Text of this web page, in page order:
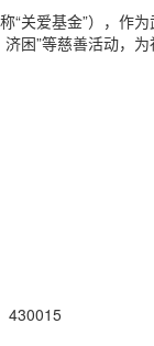
“关爱基金”），作
学、济困”等慈
430015